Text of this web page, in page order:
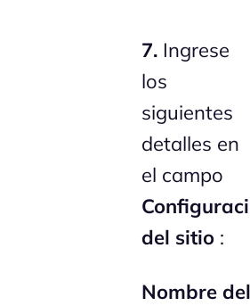
7. Ingrese
los
siguientes
detalles en
el campo
del sitio :
Nombre del